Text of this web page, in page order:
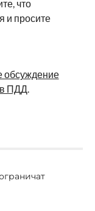
что
и просите
обсуждение
в ПДД